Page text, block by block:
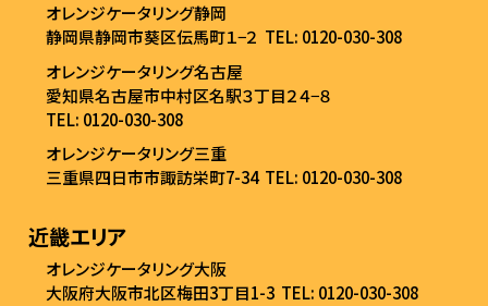
オレンジケータリング静岡
静岡県静岡市葵区伝馬町１−２ TEL: 0120-030-308
オレンジケータリング名古屋
愛知県名古屋市中村区名駅３丁目２４−８
TEL: 0120-030-308
オレンジケータリング三重
三重県四日市市諏訪栄町7-34 TEL: 0120-030-308
近畿エリア
オレンジケータリング大阪
大阪府大阪市北区梅田3丁目1-3 TEL: 0120-030-308